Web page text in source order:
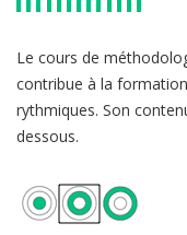
Le cours de
contribue à la
rythmiques. Son
dessous.